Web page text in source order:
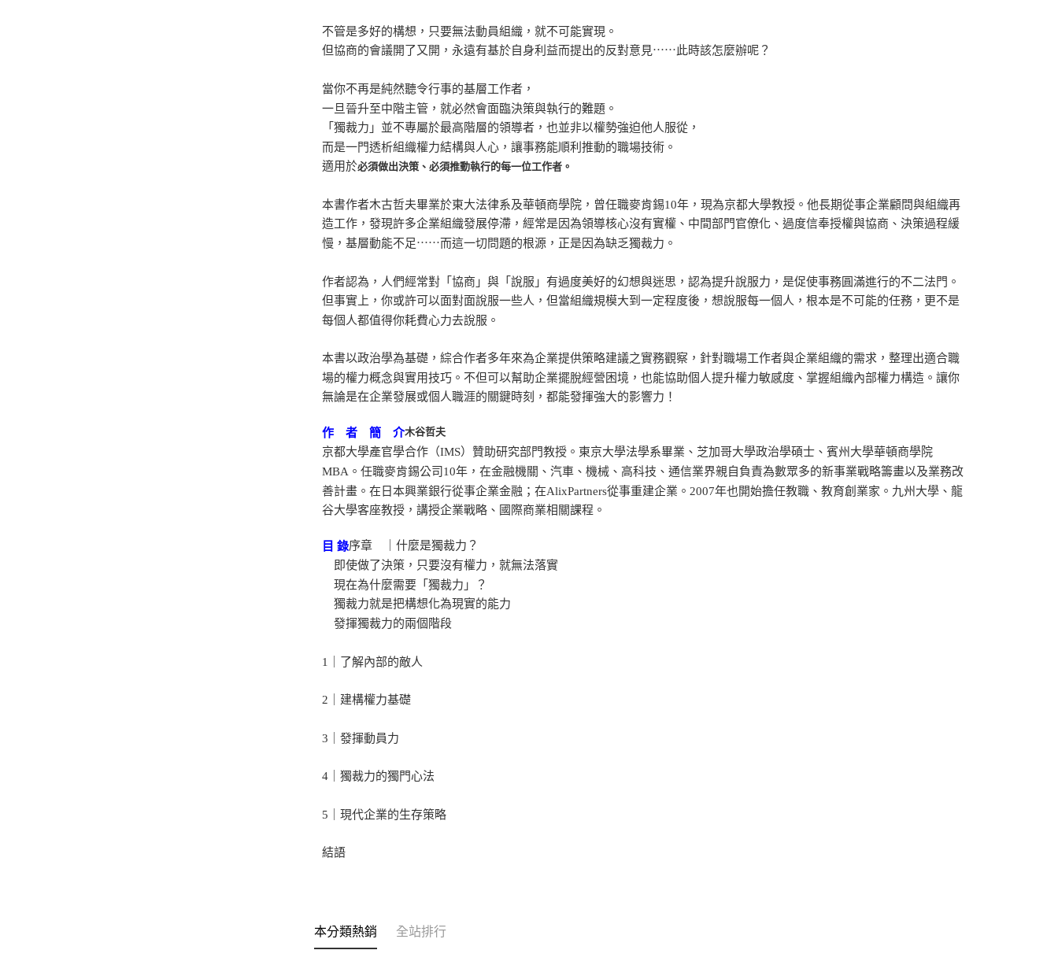
不管是多好的構想，只要無法動員組織，就不可能實現。
但協商的會議開了又開，永遠有基於自身利益而提出的反對意見⋯⋯此時該怎麼辦呢？
當你不再是純然聽令行事的基層工作者，
一旦晉升至中階主管，就必然會面臨決策與執行的難題。
「獨裁力」並不專屬於最高階層的領導者，也並非以權勢強迫他人服從，
而是一門透析組織權力結構與人心，讓事務能順利推動的職場技術。
適用於必須做出決策、必須推動執行的每一位工作者。
本書作者木古哲夫畢業於東大法律系及華頓商學院，曾任職麥肯錫10年，現為京都大學教授。他長期從事企業顧問與組織再
造工作，發現許多企業組織發展停滯，經常是因為領導核心沒有實權、中間部門官僚化、過度信奉授權與協商、決策過程緩
慢，基層動能不足⋯⋯而這一切問題的根源，正是因為缺乏獨裁力。
作者認為，人們經常對「協商」與「說服」有過度美好的幻想與迷思，認為提升說服力，是促使事務圓滿進行的不二法門。
但事實上，你或許可以面對面說服一些人，但當組織規模大到一定程度後，想說服每一個人，根本是不可能的任務，更不是
每個人都值得你耗費心力去說服。
本書以政治學為基礎，綜合作者多年來為企業提供策略建議之實務觀察，針對職場工作者與企業組織的需求，整理出適合職
場的權力概念與實用技巧。不但可以幫助企業擺脫經營困境，也能協助個人提升權力敏感度、掌握組織內部權力構造。讓你
無論是在企業發展或個人職涯的關鍵時刻，都能發揮強大的影響力！
作 者 簡 介木谷哲夫
京都大學產官學合作（IMS）贊助研究部門教授。東京大學法學系畢業、芝加哥大學政治學碩士、賓州大學華頓商學院
MBA。任職麥肯錫公司10年，在金融機關、汽車、機械、高科技、通信業界親自負責為數眾多的新事業戰略籌畫以及業務改
善計畫。在日本興業銀行從事企業金融；在AlixPartners從事重建企業。2007年也開始擔任教職、教育創業家。九州大學、龍
谷大學客座教授，講授企業戰略、國際商業相關課程。
目 錄序章 ｜什麼是獨裁力？
即使做了決策，只要沒有權力，就無法落實
現在為什麼需要「獨裁力」？
獨裁力就是把構想化為現實的能力
發揮獨裁力的兩個階段
1｜了解內部的敵人
2｜建構權力基礎
3｜發揮動員力
4｜獨裁力的獨門心法
5｜現代企業的生存策略
結語
本分類熱銷 全站排行